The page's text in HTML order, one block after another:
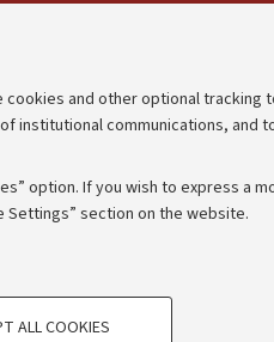
and other optional tracking
communications, and
option. If you wish to express a
Settings” section on the website.
TECHNICAL COOKIES -
ALL COOKIES
Transparent administration
Merchandising - UniboStore